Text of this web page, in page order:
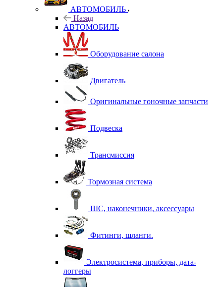
АВТОМОБИЛЬ
Назад
АВТОМОБИЛЬ
Оборудование салона
Двигатель
Оригинальные гоночные запчасти
Подвеска
Трансмиссия
Тормозная система
ШС, наконечники, аксессуары
Фитинги, шланги.
Электросистема, приборы, дата-
логгеры